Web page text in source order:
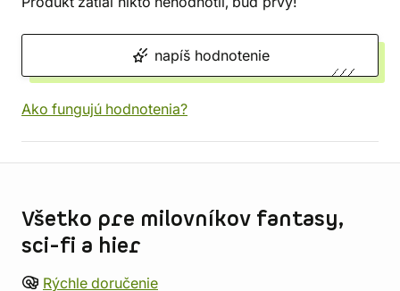
napíš hodnotenie
Ako fungujú hodnotenia?
Všetko pre milovníkov fantasy,
sci-fi a hier
Rýchle doručenie